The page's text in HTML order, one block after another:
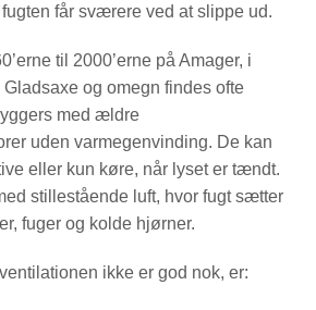
får sværere ved at slippe ud.
til 2000’erne på Amager, i
og omegn findes ofte
med ældre
uden varmegenvinding. De kan
eller kun køre, når lyset er tændt.
stillestående luft, hvor fugt sætter
fuger og kolde hjørner.
ikke er god nok, er: